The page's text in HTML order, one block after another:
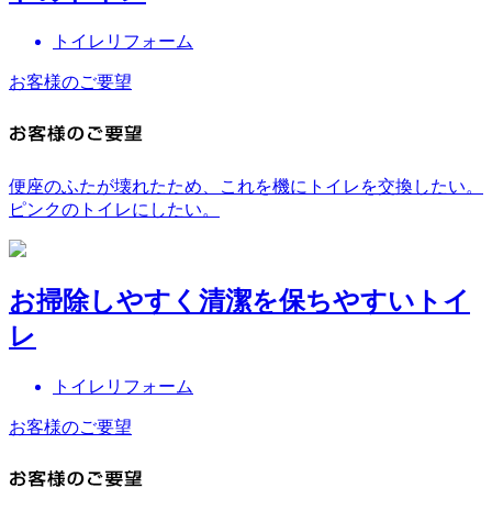
トイレリフォーム
お客様のご要望
便座のふたが壊れたため、これを機にトイレを交換したい。
ピンクのトイレにしたい。
お掃除しやすく清潔を保ちやすいトイ
レ
トイレリフォーム
お客様のご要望